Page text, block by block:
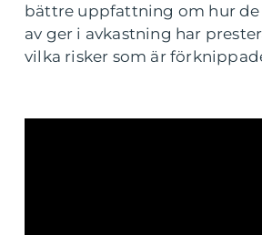
bättre uppfattning om hur de
av ger i avkastning har
vilka risker som är